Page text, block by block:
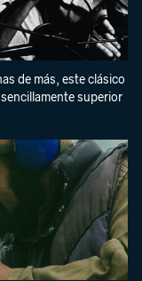
de más, este clásico
superior